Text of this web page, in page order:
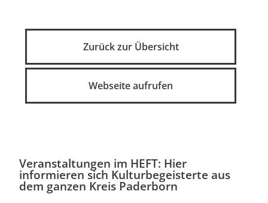
Zurück zur Übersicht
Webseite aufrufen
Veranstaltungen im HEFT: Hier
informieren sich Kulturbegeisterte aus
dem ganzen Kreis Paderborn